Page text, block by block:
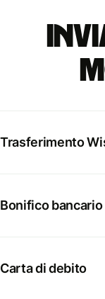
Trasferimento
Bonifico bancario
Carta di debito